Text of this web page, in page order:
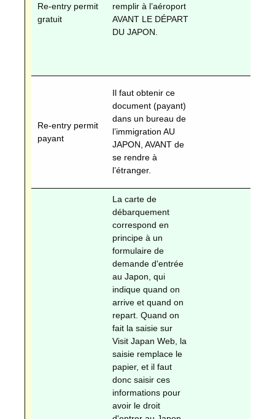
Re-entry permit
gratuit
remplir à l’aéroport
AVANT LE DÉPART
DU JAPON.
Re-entry permit
payant
Il faut obtenir ce
document (payant)
dans un bureau de
l’immigration AU
JAPON, AVANT de
se rendre à
l’étranger.
La carte de
débarquement
correspond en
principe à un
formulaire de
demande d'entrée
au Japon, qui
indique quand on
arrive et quand on
repart. Quand on
fait la saisie sur
Visit Japan Web, la
saisie remplace le
papier, et il faut
donc saisir ces
informations pour
avoir le droit